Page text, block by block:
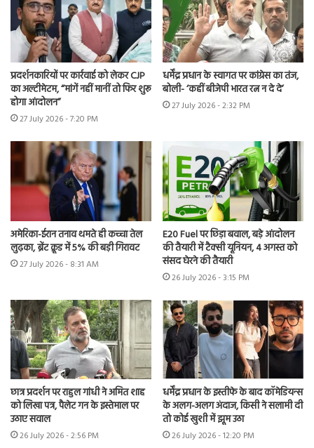
प्रदर्शनकारियों पर कार्रवाई को लेकर CJP
का अल्टीमेटम, “मांगें नहीं मानीं तो फिर शुरू
होगा आंदोलन”
27 July 2026 - 7:20 PM
धर्मेंद्र प्रधान के स्वागत पर कांग्रेस का तंज,
बोली- ‘कहीं बीजेपी भारत रत्न न दे दे’
27 July 2026 - 2:32 PM
अमेरिका-ईरान तनाव थमते ही कच्चा तेल
लुढ़का, ब्रेंट क्रूड में 5% की बड़ी गिरावट
27 July 2026 - 8:31 AM
E20 Fuel पर छिड़ा बवाल, बड़े आंदोलन
की तैयारी में टैक्सी यूनियन, 4 अगस्त को
संसद घेरने की तैयारी
26 July 2026 - 3:15 PM
छात्र प्रदर्शन पर राहुल गांधी ने अमित शाह
को लिखा पत्र, पैलेट गन के इस्तेमाल पर
उठाए सवाल
26 July 2026 - 2:56 PM
धर्मेंद्र प्रधान के इस्तीफे के बाद कॉमेडियन्स
के अलग-अलग अंदाज, किसी ने सलामी दी
तो कोई खुशी में झूम उठा
26 July 2026 - 12:20 PM